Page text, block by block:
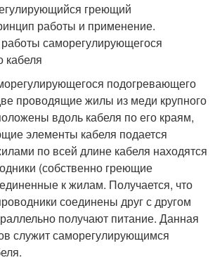
подогревающего
проводящие жилы из меди крупного
вдоль кабеля по его краям,
элементы кабеля подается
по всей длине кабеля находятся
(собственно греющие
к жилам. Получается, что
соединены друг с другом
получают питание. Данная
служит саморегулирующимся